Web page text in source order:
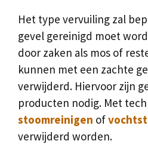
Het type vervuiling zal
gevel gereinigd moet
door zaken als mos of
kunnen met een zachte
verwijderd. Hiervoor zijn
producten nodig. Met
stoomreinigen of
verwijderd worden.